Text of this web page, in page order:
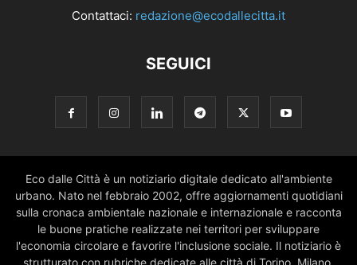
Contattaci: redazione@ecodallecitta.it
SEGUICI
Eco dalle Città è un notiziario digitale dedicato all'ambiente
urbano. Nato nel febbraio 2002, offre aggiornamenti quotidiani
sulla cronaca ambientale nazionale e internazionale e racconta
le buone pratiche realizzate nei territori per sviluppare
l'economia circolare e favorire l'inclusione sociale. Il notiziario è